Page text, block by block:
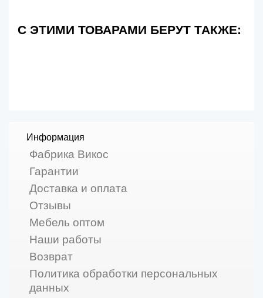
С ЭТИМИ ТОВАРАМИ БЕРУТ ТАКЖЕ:
Информация
Фабрика Викос
Гарантии
Доставка и оплата
Отзывы
Мебель оптом
Наши работы
Возврат
Политика обработки персональных
данных